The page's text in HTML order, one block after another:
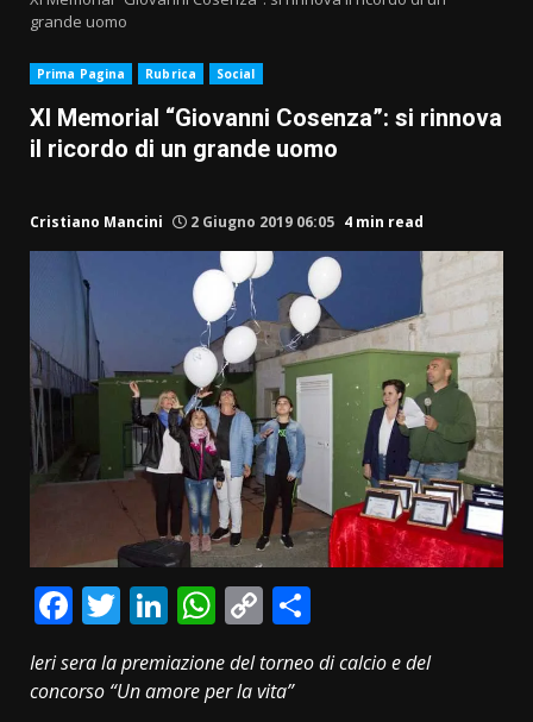
grande uomo
Prima Pagina Rubrica Social
XI Memorial “Giovanni Cosenza”: si rinnova
il ricordo di un grande uomo
Cristiano Mancini 2 Giugno 2019 06:05 4 min read
Facebook
Twitter
LinkedIn
WhatsApp
Copy
Link
Ieri sera la premiazione del torneo di calcio e del
concorso “Un amore per la vita”